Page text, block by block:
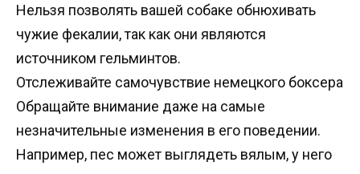
Нельзя позволять вашей собаке обнюхивать
чужие фекалии, так как они являются
источником гельминтов.
Отслеживайте самочувствие немецкого боксера
Обращайте внимание даже на самые
незначительные изменения в его поведении.
Например, пес может выглядеть вялым, у него